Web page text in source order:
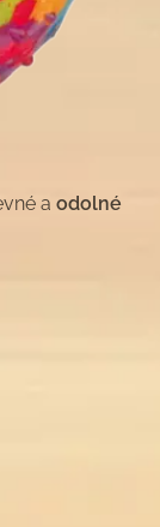
a odolné